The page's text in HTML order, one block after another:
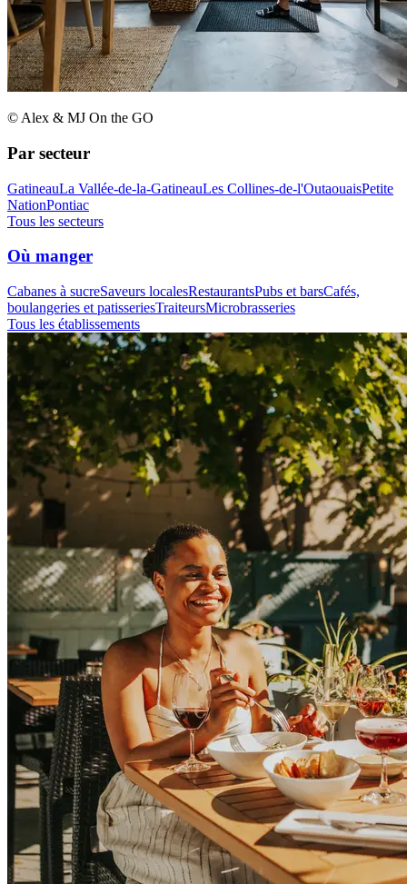
© Alex & MJ On the GO
Par secteur
GatineauLa Vallée-de-la-GatineauLes Collines-de-l'OutaouaisPetite
NationPontiac
Tous les secteurs
Où manger
Cabanes à sucreSaveurs localesRestaurantsPubs et barsCafés,
boulangeries et patisseriesTraiteursMicrobrasseries
Tous les établissements